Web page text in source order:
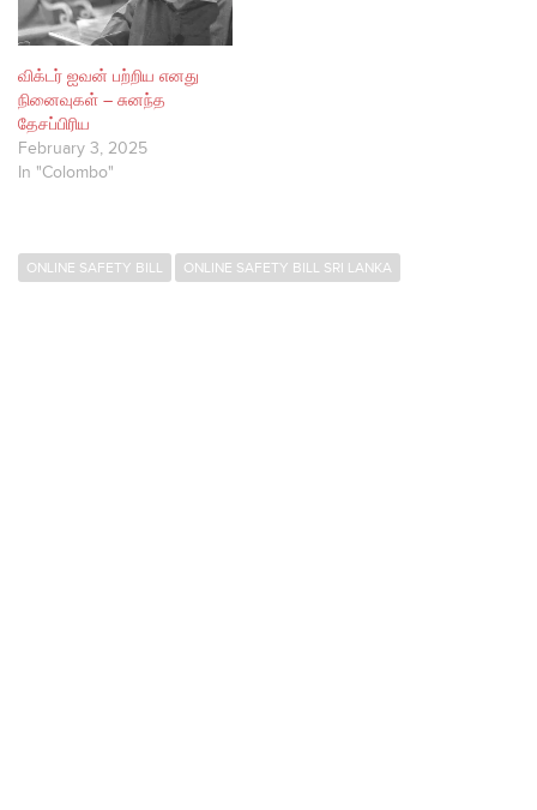
விக்டர் ஐவன் பற்றிய எனது
நினைவுகள் – சுனந்த
தேசப்பிரிய
February 3, 2025
In "Colombo"
ONLINE SAFETY BILL ONLINE SAFETY BILL SRI LANKA